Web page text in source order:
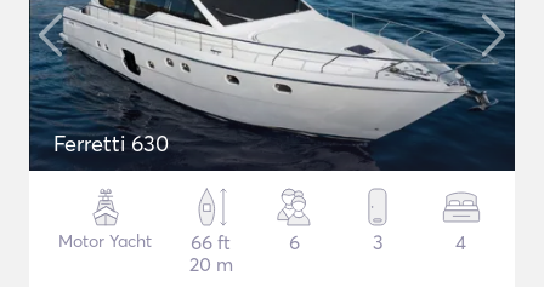
Ferretti 630
Motor Yacht
66 ft
20 m
6 3 4